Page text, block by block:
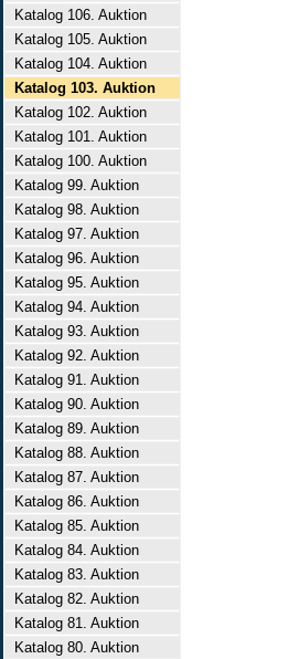
Katalog 106. Auktion
Katalog 105. Auktion
Katalog 104. Auktion
Katalog 103. Auktion
Katalog 102. Auktion
Katalog 101. Auktion
Katalog 100. Auktion
Katalog 99. Auktion
Katalog 98. Auktion
Katalog 97. Auktion
Katalog 96. Auktion
Katalog 95. Auktion
Katalog 94. Auktion
Katalog 93. Auktion
Katalog 92. Auktion
Katalog 91. Auktion
Katalog 90. Auktion
Katalog 89. Auktion
Katalog 88. Auktion
Katalog 87. Auktion
Katalog 86. Auktion
Katalog 85. Auktion
Katalog 84. Auktion
Katalog 83. Auktion
Katalog 82. Auktion
Katalog 81. Auktion
Katalog 80. Auktion